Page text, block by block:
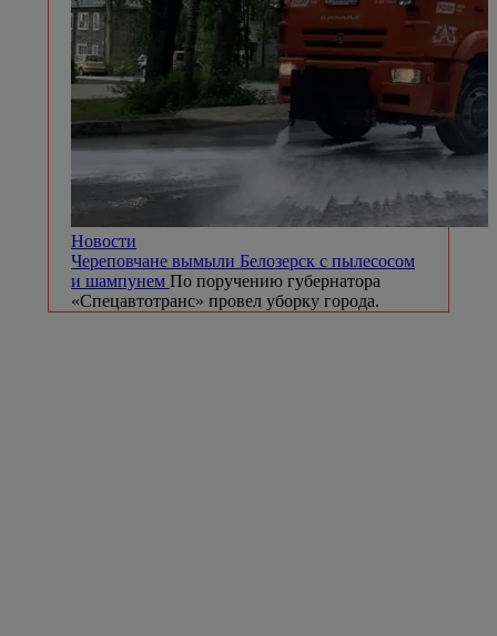
Новости
Череповчане вымыли Белозерск с пылесосом
и шампунем По поручению губернатора
«Спецавтотранс» провел уборку города.